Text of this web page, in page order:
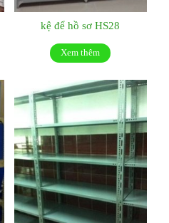
kệ để hồ sơ HS28
Xem thêm